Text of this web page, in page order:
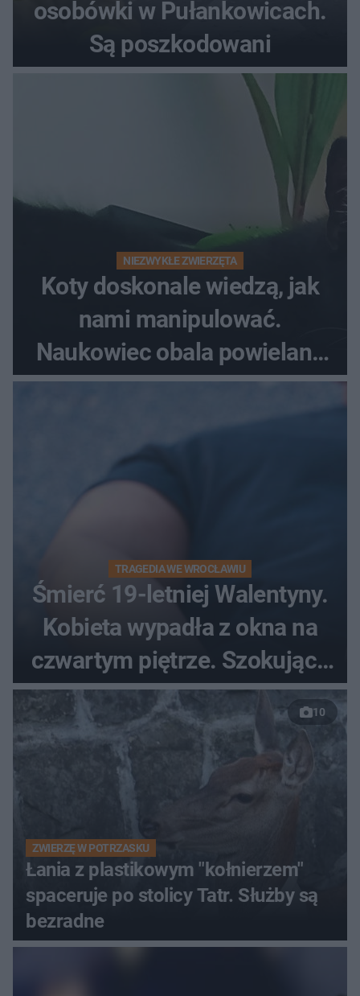
osobówki w Pułankowicach.
Są poszkodowani
NIEZWYKŁE ZWIERZĘTA
Koty doskonale wiedzą, jak
nami manipulować.
Naukowiec obala powielane
od lat mity na ich temat
TRAGEDIA WE WROCŁAWIU
Śmierć 19-letniej Walentyny.
Kobieta wypadła z okna na
czwartym piętrze. Szokujące
nagranie trafiło do sieci
10
ZWIERZĘ W POTRZASKU
Łania z plastikowym "kołnierzem"
spaceruje po stolicy Tatr. Służby są
bezradne